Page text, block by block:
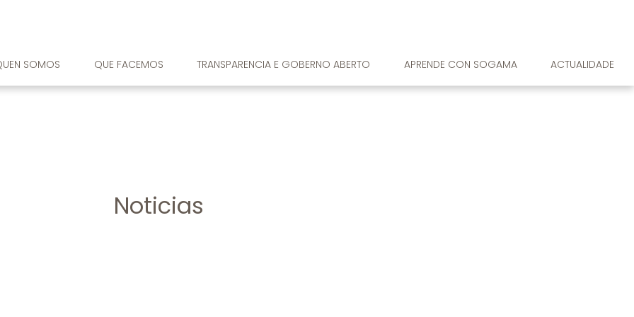
SOMOS QUE FACEMOS TRANSPARENCIA E GOBERNO ABERTO APRENDE CON SOGAMA ACTUALIDADE
Noticias